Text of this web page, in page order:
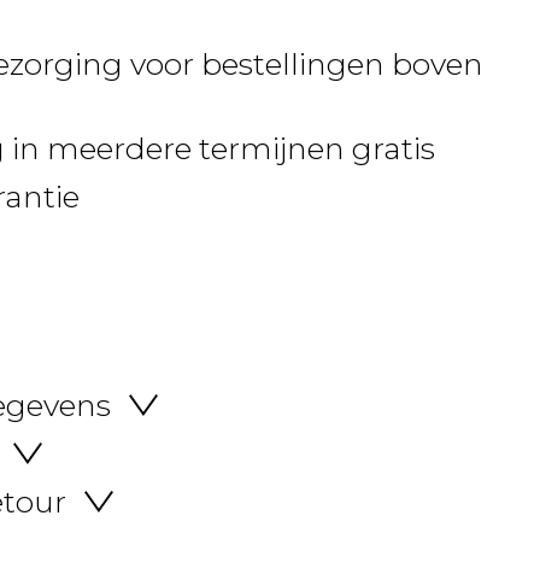
voor bestellingen boven
in meerdere termijnen gratis